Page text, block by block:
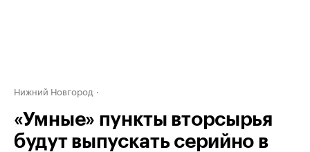
Нижний Новгород
«Умные» пункты вторсырья
будут выпускать серийно в